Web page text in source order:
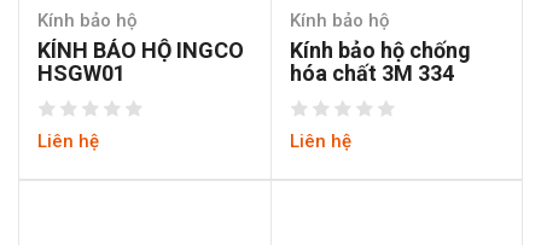
Kính bảo hộ
KÍNH BẢO HỘ INGCO
HSGW01
Liên hệ
Kính bảo hộ
Kính bảo hộ chống
hóa chất 3M 334
Liên hệ